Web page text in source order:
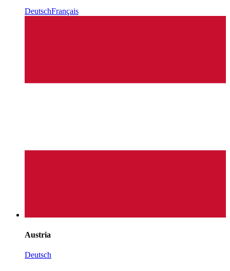
DeutschFrançais
Austria
Deutsch